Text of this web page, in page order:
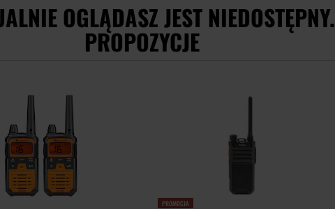
OGLĄDASZ JEST
PROPOZYCJE
PROMOCJA